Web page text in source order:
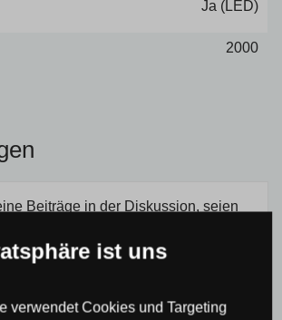
Ja (LED)
2000
Beiträge in der Diskussion, seien
ist uns
verwendet Cookies und Targeting